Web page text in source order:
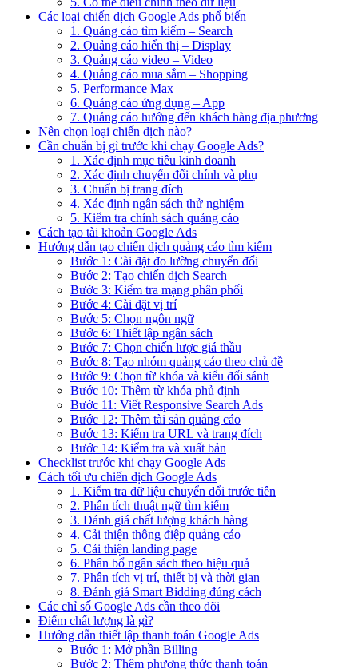
Các loại chiến dịch Google Ads phổ biến
1. Quảng cáo tìm kiếm – Search
2. Quảng cáo hiển thị – Display
3. Quảng cáo video – Video
4. Quảng cáo mua sắm – Shopping
5. Performance Max
6. Quảng cáo ứng dụng – App
7. Quảng cáo hướng đến khách hàng địa phương
Nên chọn loại chiến dịch nào?
Cần chuẩn bị gì trước khi chạy Google Ads?
1. Xác định mục tiêu kinh doanh
2. Xác định chuyển đổi chính và phụ
3. Chuẩn bị trang đích
4. Xác định ngân sách thử nghiệm
5. Kiểm tra chính sách quảng cáo
Cách tạo tài khoản Google Ads
Hướng dẫn tạo chiến dịch quảng cáo tìm kiếm
Bước 1: Cài đặt đo lường chuyển đổi
Bước 2: Tạo chiến dịch Search
Bước 3: Kiểm tra mạng phân phối
Bước 4: Cài đặt vị trí
Bước 5: Chọn ngôn ngữ
Bước 6: Thiết lập ngân sách
Bước 7: Chọn chiến lược giá thầu
Bước 8: Tạo nhóm quảng cáo theo chủ đề
Bước 9: Chọn từ khóa và kiểu đối sánh
Bước 10: Thêm từ khóa phủ định
Bước 11: Viết Responsive Search Ads
Bước 12: Thêm tài sản quảng cáo
Bước 13: Kiểm tra URL và trang đích
Bước 14: Kiểm tra và xuất bản
Checklist trước khi chạy Google Ads
Cách tối ưu chiến dịch Google Ads
1. Kiểm tra dữ liệu chuyển đổi trước tiên
2. Phân tích thuật ngữ tìm kiếm
3. Đánh giá chất lượng khách hàng
4. Cải thiện thông điệp quảng cáo
5. Cải thiện landing page
6. Phân bổ ngân sách theo hiệu quả
7. Phân tích vị trí, thiết bị và thời gian
8. Đánh giá Smart Bidding đúng cách
Các chỉ số Google Ads cần theo dõi
Điểm chất lượng là gì?
Hướng dẫn thiết lập thanh toán Google Ads
Bước 1: Mở phần Billing
Bước 2: Thêm phương thức thanh toán